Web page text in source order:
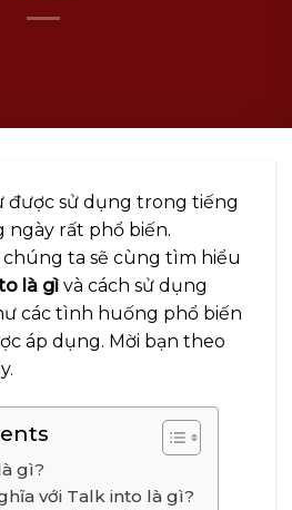
được sử dụng trong tiếng
ngày rất phổ biến.
chúng ta sẽ cùng tìm hiểu
là gì và cách sử dụng
các tình huống phổ biến
áp dụng. Mời bạn theo
gì?
với Talk into là gì?